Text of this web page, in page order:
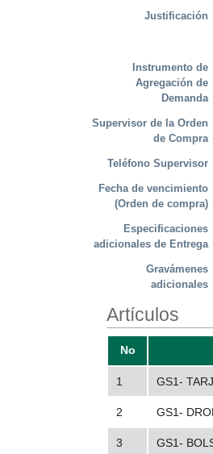
Justificación
Instrumento de
Agregación de
Demanda
Supervisor de la Orden
de Compra
Teléfono Supervisor
Fecha de vencimiento
(Orden de compra)
Especificaciones
adicionales de Entrega
Gravámenes
adicionales
Artículos
No
1 GS1-
2 GS1-
3 GS1-